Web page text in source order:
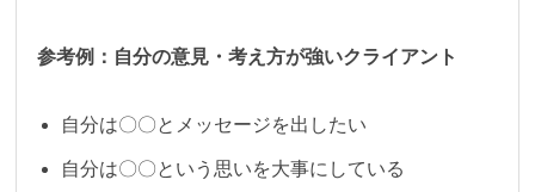
参考例：自分の意見・考え方が強いクライアント
自分は〇〇とメッセージを出したい
自分は〇〇という思いを大事にしている